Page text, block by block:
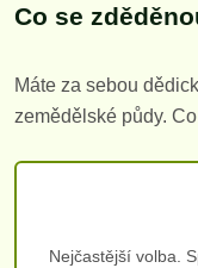
Co se
Máte za sebou
zemědělské půdy.
Nejčastější volba.